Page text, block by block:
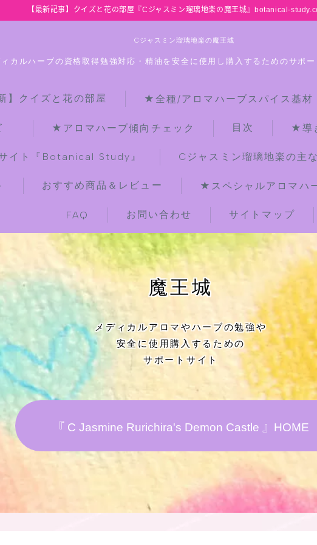
【最新記事】クイズと花の部屋『Cジャスミン瑠璃地楽の魔王城』botanical-
Cジャスミン瑠璃地楽の魔王城
カルハーブの資格取得勉強対応・精油を安全に使用し購入するためのサポ
】クイズと花の部屋 ★全種/アロマハーブスパイス基
★アロマハーブ傾向チェック 目次 ★導
イト『Botanical Study』 Cジャスミン瑠璃地楽の主
おすすめ商品＆レビュー ★スペシャルアロマハ
FAQ お問い合わせ サイトマップ
【最新】クイズと花の部屋
★全種/アロマハーブスパイス基材 プ
★アロマ検定＋αクイズ
★アロマハーブ傾向チェック
★導きの階層図/目次
お知らせ
公式ウェブサイト『Botanical Study』
Cジャスミン瑠璃地楽の主な活動先リン
魔王城
メディカルアロマやハーブの勉強や
安全に使用購入するための
サポートサイト
『 C Jasmine Rurichira's Demon Castle 』HOME